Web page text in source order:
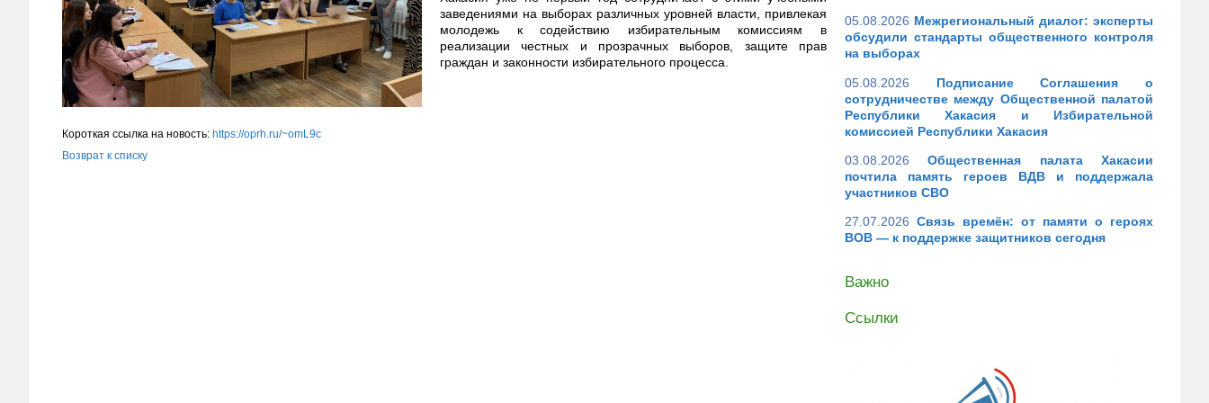
заведениями на выборах различных уровней власти, привлекая
молодежь к содействию избирательным комиссиям в
реализации честных и прозрачных выборов, защите прав
граждан и законности избирательного процесса.
Короткая ссылка на новость: https://oprh.ru/~omL9c
Возврат к списку
05.08.2026 Межрегиональный диалог: эксперты
обсудили стандарты общественного контроля
на выборах
05.08.2026
Подписание Соглашения о
сотрудничестве между Общественной палатой
Республики Хакасия и Избирательной
комиссией Республики Хакасия
03.08.2026
Общественная палата Хакасии
почтила память героев ВДВ и поддержала
участников СВО
27.07.2026 Связь времён: от памяти о героях
ВОВ — к поддержке защитников сегодня
Важно
Ссылки